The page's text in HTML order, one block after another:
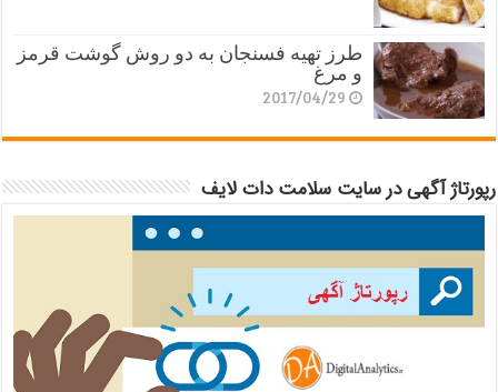
طرز تهیه فسنجان به دو روش گوشت قرمز
و مرغ
2017/04/29
رپورتاژ آگهی در سایت سلامت دات لایف